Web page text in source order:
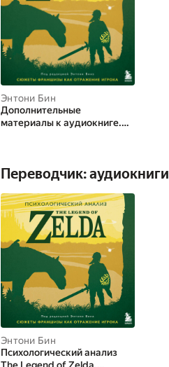
Энтони Бин
Дополнительные
материалы к аудиокниге.
отражение игрока
Переводчик: аудиокниги
Энтони Бин
Психологический анализ